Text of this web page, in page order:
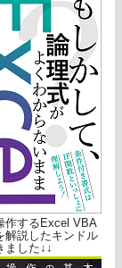
作するExcel VBA
解説したキンドル
ました↓↓